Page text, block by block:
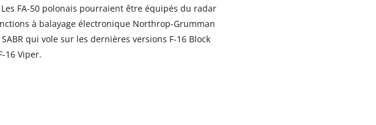
Les FA-50 polonais pourraient être équipés du radar
à balayage électronique Northrop-Grumman
SABR qui vole sur les dernières versions F-16 Block
16 Viper.